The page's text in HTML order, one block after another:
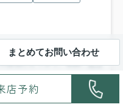
トＦＣ垂水駅前店におまか
新居にピッタリ。収納...もっ
まとめてお問い合わせ
店予約